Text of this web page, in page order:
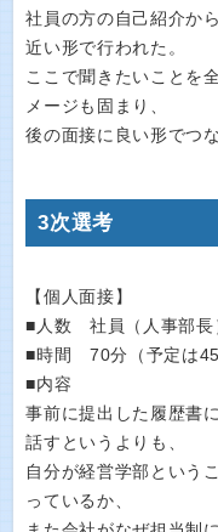
社員の方の自己紹介か
近い形で行われた。
ここで聞きたいことを
メージも固まり、
後の面接に良い形でつ
3次選考
【個人面接】
■人数 社員（人事部長
■時間 70分（予定は45
■内容
事前に提出した履歴書
話すというよりも、
自分が経営学部という
っているか、